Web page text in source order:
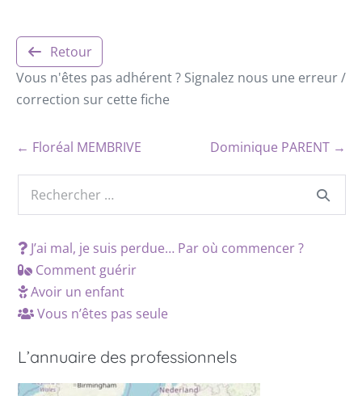
Retour
Vous n'êtes pas adhérent ? Signalez nous une erreur /
correction sur cette fiche
← Floréal MEMBRIVE Dominique PARENT →
J’ai mal, je suis perdue… Par où commencer ?
Comment guérir
Avoir un enfant
Vous n’êtes pas seule
L’annuaire des professionnels